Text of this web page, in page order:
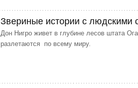
Звериные истории с людскими
Дон Нигро живет в глубине лесов штата
разлетаются по всему миру.